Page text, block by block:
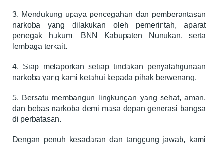
3. Mendukung upaya pencegahan dan pemberantasan
narkoba yang dilakukan oleh pemerintah, aparat
penegak hukum, BNN Kabupaten Nunukan, serta
lembaga terkait.
4. Siap melaporkan setiap tindakan penyalahgunaan
narkoba yang kami ketahui kepada pihak berwenang.
5. Bersatu membangun lingkungan yang sehat, aman,
dan bebas narkoba demi masa depan generasi bangsa
di perbatasan.
Dengan penuh kesadaran dan tanggung jawab, kami